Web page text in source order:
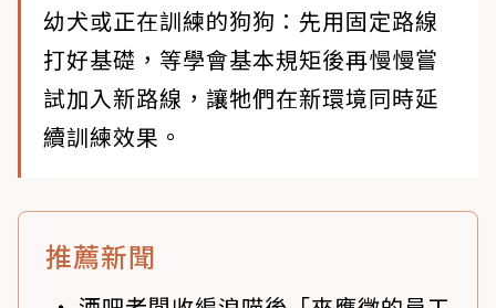
幼犬或正在訓練的狗狗 ：先用固定路線
打好基礎，等學會基本規矩後再慢慢嘗
試加入新路線，讓牠們在新環境同時延
續訓練效果。
推薦新聞